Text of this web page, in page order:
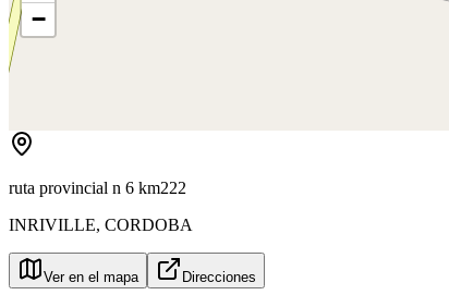
−
ruta provincial n 6 km222
INRIVILLE, CORDOBA
Ver en el mapa Direcciones